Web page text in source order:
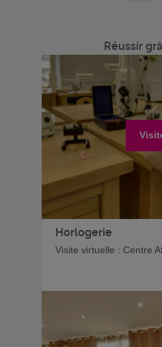
Réussir
Horlogerie
Visite virtuelle : Centre